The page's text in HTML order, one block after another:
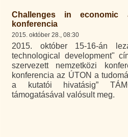
Challenges in economic
konferencia
2015. október 28., 08:30
2015. október 15-16-án
technological development"
szervezett nemzetközi
konferencia az ÚTON a
a kutatói hivatásig”
támogatásával valósult meg.